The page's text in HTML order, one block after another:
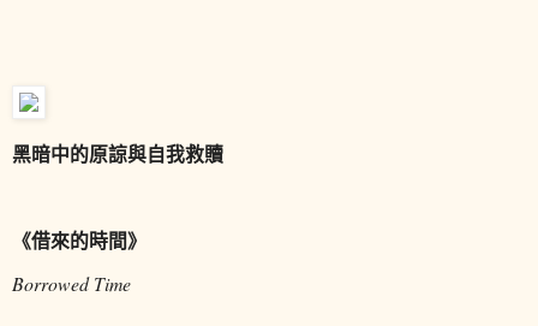
黑暗中的原諒與自我救贖
《借來的時間》
Borrowed Time